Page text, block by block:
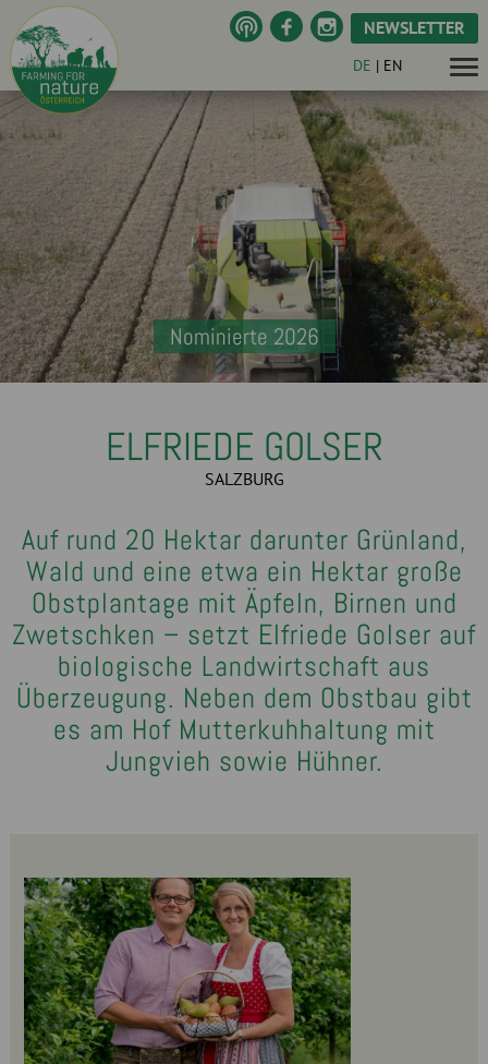
NEWSLETTER
DE | EN
Nominierte 2026
ELFRIEDE GOLSER
SALZBURG
Auf rund 20 Hektar darunter Grünland,
Wald und eine etwa ein Hektar große
Obstplantage mit Äpfeln, Birnen und
Zwetschken – setzt Elfriede Golser auf
biologische Landwirtschaft aus
Überzeugung. Neben dem Obstbau gibt
es am Hof Mutterkuhhaltung mit
Jungvieh sowie Hühner.